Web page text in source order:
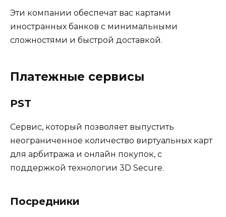
Эти компании обеспечат вас картами
иностранных банков с минимальными
сложностями и быстрой доставкой.
Платежные сервисы
PST
Сервис, который позволяет выпустить
неограниченное количество виртуальных карт
для арбитража и онлайн покупок, с
поддержкой технологии 3D Secure.
Посредники